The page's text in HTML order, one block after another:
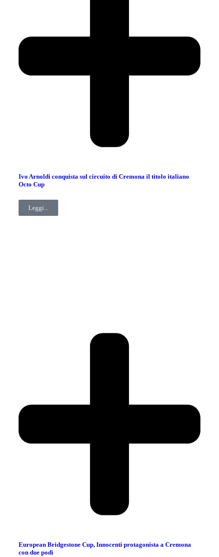
Ivo Arnoldi conquista sul circuito di Cremona il titolo italiano
Octo Cup
Leggi...
European Bridgestone Cup, Innocenti protagonista a Cremona
con due podi